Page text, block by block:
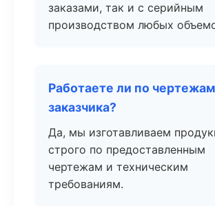
заказами, так и с серийным
производством любых
Работаете ли по чертежам
заказчика?
Да, мы изготавливаем
строго по предоставленным
чертежам и техническим
требованиям.